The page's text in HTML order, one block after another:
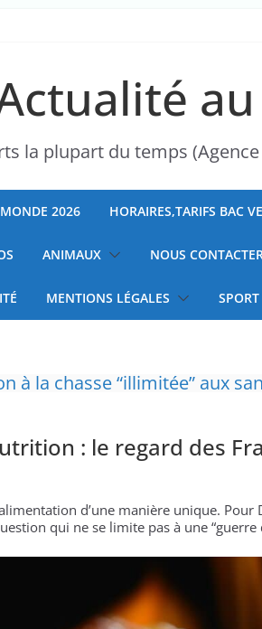
la plupart du temps (Agence
2026 HORAIRES,TARIFS BAC
ANIMAUX NOUS
MENTIONS LÉGALES SPORT
à la chasse “illimitée” aux
York, dit qu’il n’a pas la
a entraîné plus de 1 000
: le regard des
d’une manière unique.
qui ne se limite pas à une “guerre